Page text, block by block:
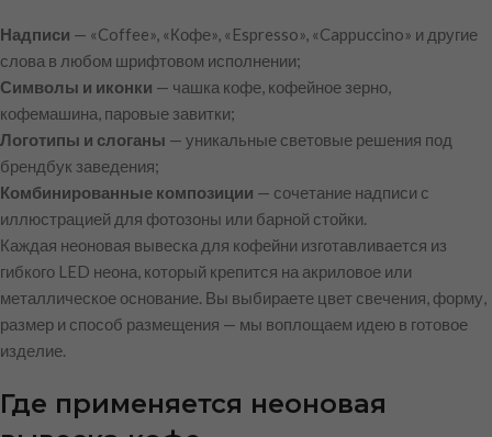
Надписи — «Coffee», «Кофе», «Espresso», «Cappuccino» и другие
слова в любом шрифтовом исполнении;
Символы и иконки — чашка кофе, кофейное зерно,
кофемашина, паровые завитки;
Логотипы и слоганы — уникальные световые решения под
брендбук заведения;
Комбинированные композиции — сочетание надписи с
иллюстрацией для фотозоны или барной стойки.
Каждая неоновая вывеска для кофейни изготавливается из
гибкого LED неона, который крепится на акриловое или
металлическое основание. Вы выбираете цвет свечения, форму,
размер и способ размещения — мы воплощаем идею в готовое
изделие.
Где применяется неоновая